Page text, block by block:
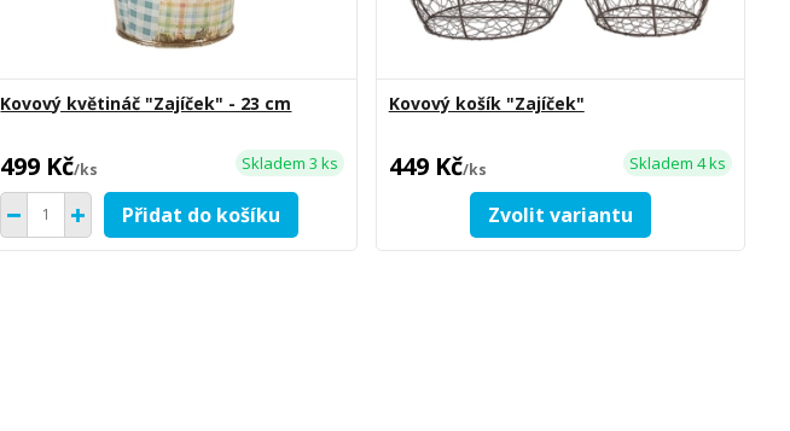
Kovový květináč "Zajíček" - 23 cm
499 Kč/ks Skladem 3 ks
Přidat do košíku
Kovový košík "Zajíček"
449 Kč/ks Skladem 4 ks
Zvolit variantu